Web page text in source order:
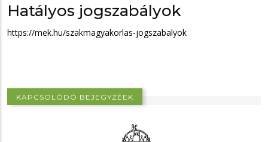
Hatályos jogszabályok
https://mek.hu/szakmagyakorlas-jogszabalyok
KAPCSOLÓDÓ BEJEGYZÉEK